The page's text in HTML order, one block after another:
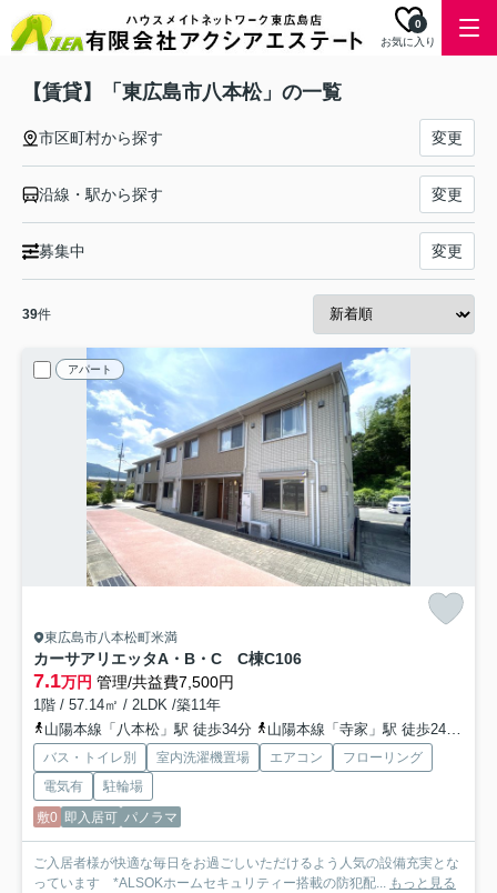
お気に入り
0
【賃貸】「東広島市八本松」の一覧
市区町村から探す 変更
沿線・駅から探す 変更
募集中 変更
39件
アパート
東広島市八本松町米満
カーサアリエッタA・B・C C棟C106
7.1万円 管理/共益費7,500円
1階 / 57.14㎡ / 2LDK /築11年
山陽本線「八本松」駅 徒歩34分
山陽本線「寺家」駅 徒歩24分
バス・トイレ別 室内洗濯機置場 エアコン
フローリング
電気有
駐輪場
敷0 即入居可 パノラマ
ご入居者様が快適な毎日をお過ごしいただけるよう人気の設備充実とな
っています *ALSOKホームセキュリティー搭載の防犯配... もっと見る